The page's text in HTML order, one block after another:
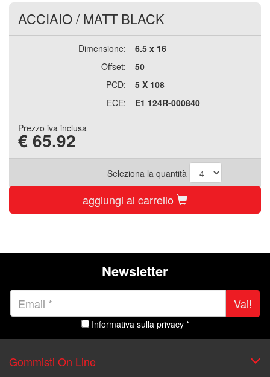
ACCIAIO/ MATT BLACK
Dimensione:
6.5 x 16
Offset:
50
PCD:
5 X 108
ECE:
E1 124R-000840
Prezzo iva inclusa
€ 65.92
Seleziona la quantità
aggiungi al carrello
Newsletter
Vai!
Informativa sulla privacy *
Gommisti On Line